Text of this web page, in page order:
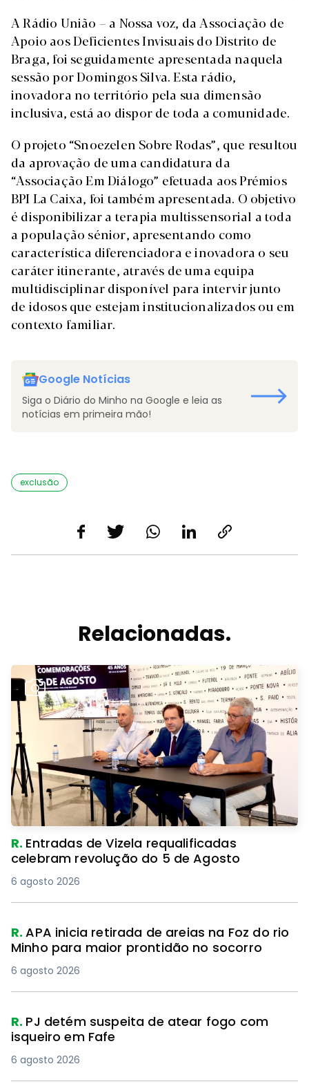
A Rádio União – a Nossa voz, da Associação de
Apoio aos Deficientes Invisuais do Distrito de
Braga, foi seguidamente apresentada naquela
sessão por Domingos Silva. Esta rádio,
inovadora no território pela sua dimensão
inclusiva, está ao dispor de toda a comunidade.
O projeto “Snoezelen Sobre Rodas”, que resultou
da aprovação de uma candidatura da
“Associação Em Diálogo” efetuada aos Prémios
BPI La Caixa, foi também apresentada. O objetivo
é disponibilizar a terapia multissensorial a toda
a população sénior, apresentando como
característica diferenciadora e inovadora o seu
caráter itinerante, através de uma equipa
multidisciplinar disponível para intervir junto
de idosos que estejam institucionalizados ou em
contexto familiar.
Google Notícias
Siga o Diário do Minho na Google e leia as
notícias em primeira mão!
exclusão
Relacionadas.
R. Entradas de Vizela requalificadas
celebram revolução do 5 de Agosto
6 agosto 2026
R.APA inicia retirada de areias na Foz do rio
Minho para maior prontidão no socorro
6 agosto 2026
R. PJ detém suspeita de atear fogo com
isqueiro em Fafe
6 agosto 2026